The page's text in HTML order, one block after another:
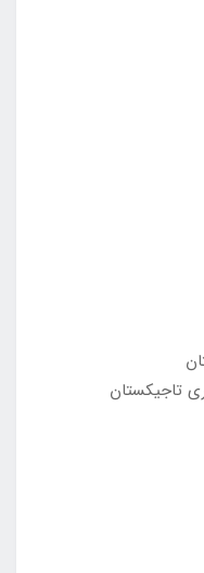
تاجیکستان